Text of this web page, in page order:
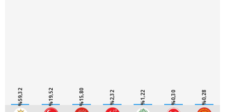
%59,32 %19,52 %15,80 %2,32 %1,22 %0,30 %0,28